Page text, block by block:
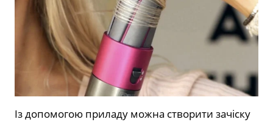
Із допомогою приладу можна створити зачіску